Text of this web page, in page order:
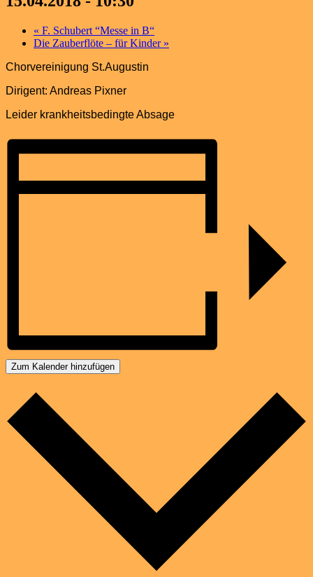
« F. Schubert “Messe in B“
Die Zauberflöte – für Kinder »
Chorvereinigung St.Augustin
Dirigent: Andreas Pixner
Leider krankheitsbedingte Absage
Zum Kalender hinzufügen